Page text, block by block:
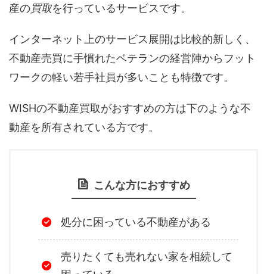
産の買取を行っているサービスです。
インターネット上のサービス展開は比較的新しく、
不動産売買に手慣れたベテランの経営陣からフット
ワークの軽い若手社員が多いことも特徴です。
WISHの不動産買取がおすすめの方は下のような不
動産を所有されている方です。
こんな方におすすめ
処分に困っている不動産がある
売りたくても売れない家を相続して